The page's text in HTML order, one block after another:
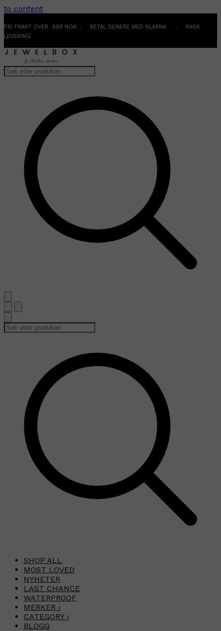
to content
FRI FRAKT OVER 699 NOK . BETAL SENERE MED KLARNA . RASK
LEVERING
SHOP ALL
MOST LOVED
NYHETER
LAST CHANCE
WATERPROOF
MERKER ›
CATEGORY ›
BLOGG